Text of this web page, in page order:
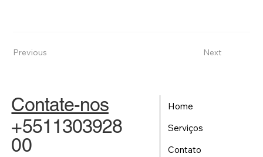
Previous Next
Contate-nos
+5511303928
00
Home
Serviços
Contato